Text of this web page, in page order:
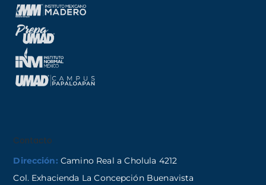
Contacto
Dirección: Camino Real a Cholula 4212
Col. Exhacienda La Concepción Buenavista